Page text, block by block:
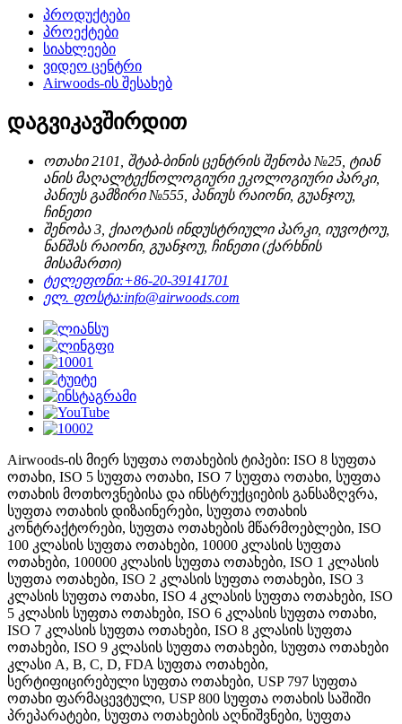
პროდუქტები
პროექტები
სიახლეები
ვიდეო ცენტრი
Airwoods-ის შესახებ
დაგვიკავშირდით
ოთახი 2101, შტაბ-ბინის ცენტრის შენობა №25, ტიან
ანის მაღალტექნოლოგიური ეკოლოგიური პარკი,
პანიუს გამზირი №555, პანიუს რაიონი, გუანჯოუ,
ჩინეთი
შენობა 3, ქიაოტაის ინდუსტრიული პარკი, იუვოტოუ,
ნანშას რაიონი, გუანჯოუ, ჩინეთი (ქარხნის
მისამართი)
ტელეფონი:+86-20-39141701
ელ. ფოსტა:info@airwoods.com
Airwoods-ის მიერ სუფთა ოთახების ტიპები: ISO 8 სუფთა
ოთახი, ISO 5 სუფთა ოთახი, ISO 7 სუფთა ოთახი, სუფთა
ოთახის მოთხოვნებისა და ინსტრუქციების განსაზღვრა,
სუფთა ოთახის დიზაინერები, სუფთა ოთახის
კონტრაქტორები, სუფთა ოთახების მწარმოებლები, ISO
100 კლასის სუფთა ოთახები, 10000 კლასის სუფთა
ოთახები, 100000 კლასის სუფთა ოთახები, ISO 1 კლასის
სუფთა ოთახები, ISO 2 კლასის სუფთა ოთახები, ISO 3
კლასის სუფთა ოთახი, ISO 4 კლასის სუფთა ოთახები, ISO
5 კლასის სუფთა ოთახები, ISO 6 კლასის სუფთა ოთახი,
ISO 7 კლასის სუფთა ოთახები, ISO 8 კლასის სუფთა
ოთახები, ISO 9 კლასის სუფთა ოთახები, სუფთა ოთახები
კლასი A, B, C, D, FDA სუფთა ოთახები,
სერტიფიცირებული სუფთა ოთახები, USP 797 სუფთა
ოთახი ფარმაცევტული, USP 800 სუფთა ოთახის საშიში
პრეპარატები, სუფთა ოთახების აღნიშვნები, სუფთა